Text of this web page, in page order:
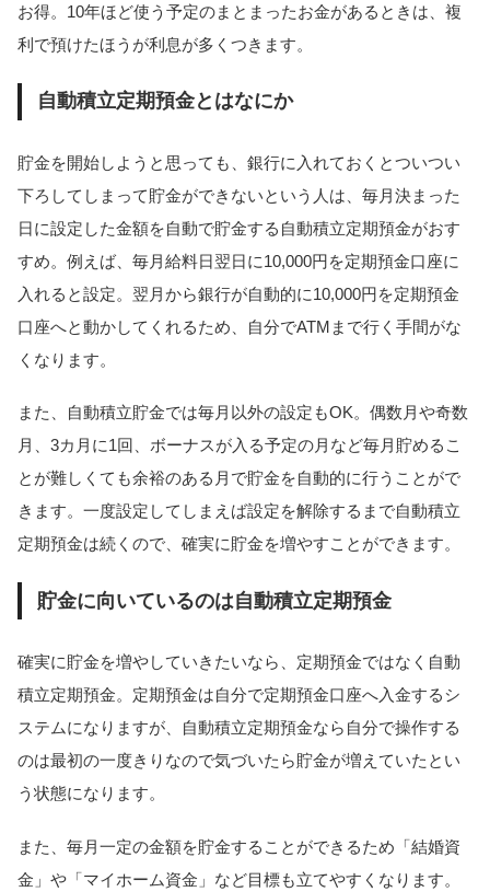
お得。10年ほど使う予定のまとまったお金があるときは、複
利で預けたほうが利息が多くつきます。
自動積立定期預金とはなにか
貯金を開始しようと思っても、銀行に入れておくとついつい
下ろしてしまって貯金ができないという人は、毎月決まった
日に設定した金額を自動で貯金する自動積立定期預金がおす
すめ。例えば、毎月給料日翌日に10,000円を定期預金口座に
入れると設定。翌月から銀行が自動的に10,000円を定期預金
口座へと動かしてくれるため、自分でATMまで行く手間がな
くなります。
また、自動積立貯金では毎月以外の設定もOK。偶数月や奇数
月、3カ月に1回、ボーナスが入る予定の月など毎月貯めるこ
とが難しくても余裕のある月で貯金を自動的に行うことがで
きます。一度設定してしまえば設定を解除するまで自動積立
定期預金は続くので、確実に貯金を増やすことができます。
貯金に向いているのは自動積立定期預金
確実に貯金を増やしていきたいなら、定期預金ではなく自動
積立定期預金。定期預金は自分で定期預金口座へ入金するシ
ステムになりますが、自動積立定期預金なら自分で操作する
のは最初の一度きりなので気づいたら貯金が増えていたとい
う状態になります。
また、毎月一定の金額を貯金することができるため「結婚資
金」や「マイホーム資金」など目標も立てやすくなります。